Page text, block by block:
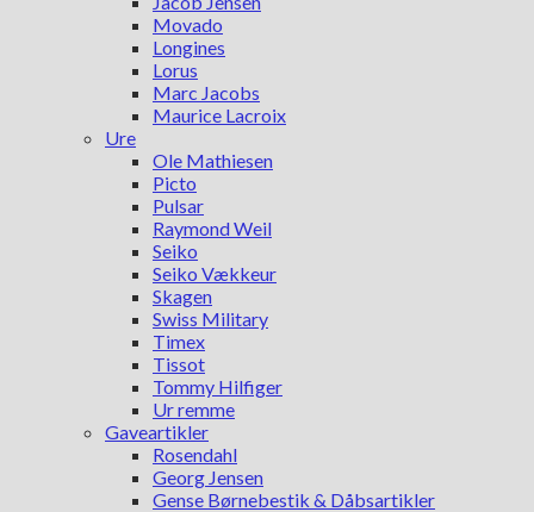
Movado
Longines
Lorus
Marc Jacobs
Maurice Lacroix
Ure
Ole Mathiesen
Picto
Pulsar
Raymond Weil
Seiko
Seiko Vækkeur
Skagen
Swiss Military
Timex
Tissot
Tommy Hilfiger
Ur remme
Gaveartikler
Rosendahl
Georg Jensen
Gense Børnebestik & Dåbsartikler